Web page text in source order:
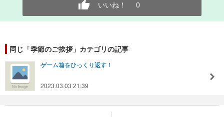
いいね！ 0
同じ「季節のご挨拶」カテゴリの記事
ゲーム箱をひっくり返す！
2023.03.03 21:39